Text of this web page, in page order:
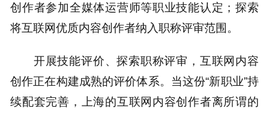
创作者参加全媒体运营师等职业技能认定；探索
将互联网优质内容创作者纳入职称评审范围。
开展技能评价、探索职称评审，互联网内容
创作正在构建成熟的评价体系。当这份“新职业”持
续配套完善，上海的互联网内容创作者离所谓的